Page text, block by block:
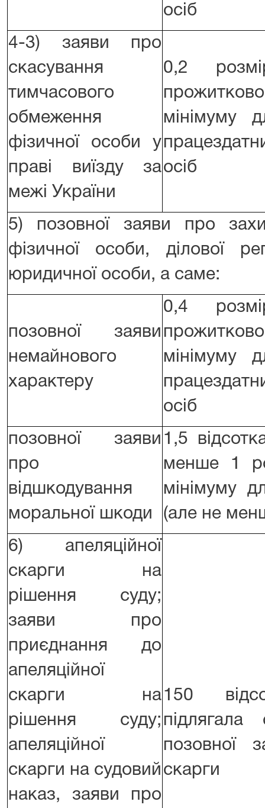
осіб
4-3) заяви про
скасування
тимчасового
обмеження
фізичної особи у
праві виїзду за
межі України
0,2
мінімуму
осіб
5) позовної заяви про
фізичної особи, ділової
юридичної особи, а саме:
позовної заяви
немайнового
характеру
0,4
мінімуму
осіб
позовної заяви
про
відшкодування
моральної шкоди
1,5
менше 1
мінімуму
(але не
6) апеляційної
скарги на
рішення суду;
заяви про
приєднання до
апеляційної
скарги на
рішення суду;
апеляційної
скарги на судовий
наказ, заяви про
150
позовної
скарги